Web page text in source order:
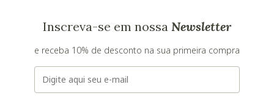
Inscreva-se em nossa Newsletter
e receba 10% de desconto na sua primeira compra
E-mail